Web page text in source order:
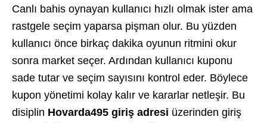
Canlı bahis oynayan kullanıcı hızlı olmak ister ama
rastgele seçim yaparsa pişman olur. Bu yüzden
kullanıcı önce birkaç dakika oyunun ritmini okur
sonra market seçer. Ardından kullanıcı kuponu
sade tutar ve seçim sayısını kontrol eder. Böylece
kupon yönetimi kolay kalır ve kararlar netleşir. Bu
disiplin Hovarda495 giriş adresi üzerinden giriş